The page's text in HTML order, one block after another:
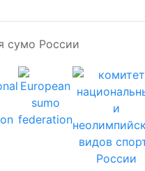
сумо России